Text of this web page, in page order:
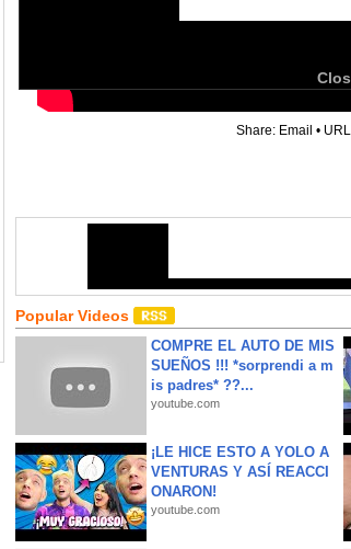
Share: Email • URL
Popular Videos
COMPRE EL AUTO DE MIS
SUEÑOS !!! *sorprendi a m
is padres* ??...
youtube.com
¡LE HICE ESTO A YOLO A
VENTURAS Y ASÍ REACCI
ONARON!
youtube.com